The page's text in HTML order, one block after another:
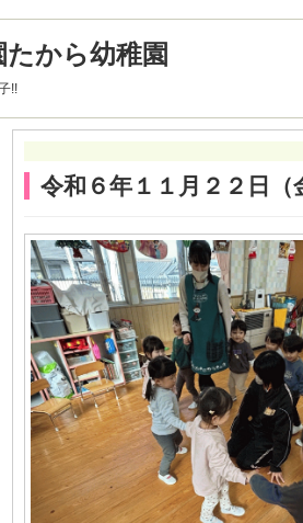
から幼稚園
!!
令和６年１１月２２日（